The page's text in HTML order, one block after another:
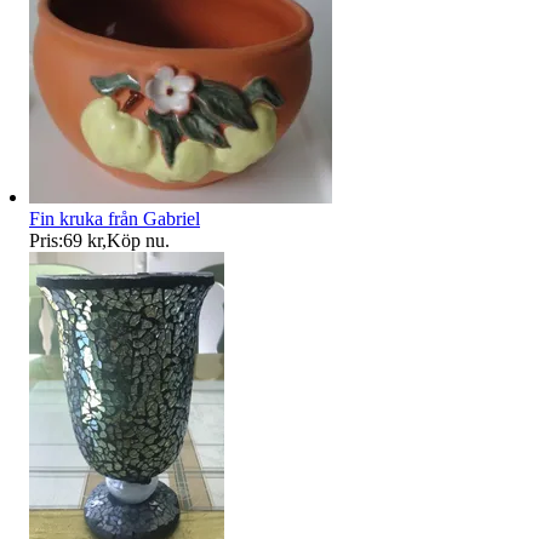
Fin kruka från Gabriel
Pris:69 kr,Köp nu.